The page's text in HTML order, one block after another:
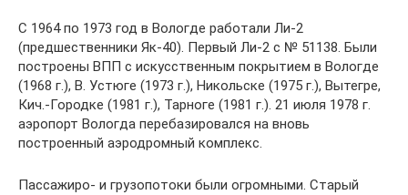
С 1964 по 1973 год в Вологде работали Ли-2
(предшественники Як-40). Первый Ли-2 с № 51138. Были
построены ВПП с искусственным покрытием в Вологде
(1968 г.), В. Устюге (1973 г.), Никольске (1975 г.), Вытегре,
Кич.-Городке (1981 г.), Тарноге (1981 г.). 21 июля 1978 г.
аэропорт Вологда перебазировался на вновь
построенный аэродромный комплекс.
Пассажиро- и грузопотоки были огромными. Старый